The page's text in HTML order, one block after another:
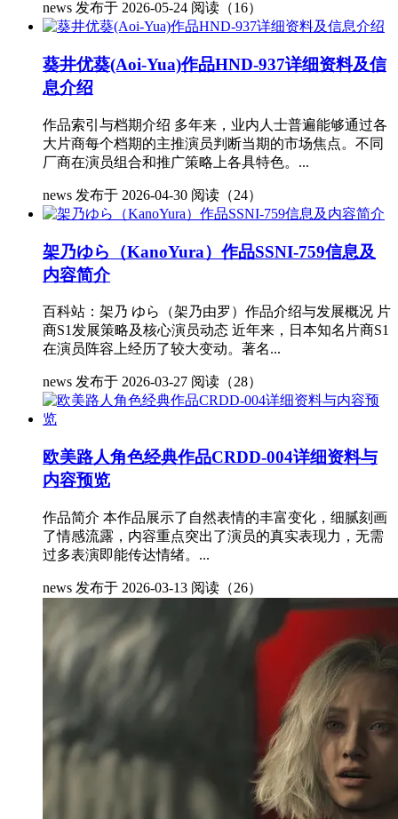
news 发布于 2026-05-24 阅读（16）
葵井优葵(Aoi-Yua)作品HND-937详细资料及信
息介绍
作品索引与档期介绍 多年来，业内人士普遍能够通过各
大片商每个档期的主推演员判断当期的市场焦点。不同
厂商在演员组合和推广策略上各具特色。...
news 发布于 2026-04-30 阅读（24）
架乃ゆら（KanoYura）作品SSNI-759信息及
内容简介
百科站：架乃 ゆら（架乃由罗）作品介绍与发展概况 片
商S1发展策略及核心演员动态 近年来，日本知名片商S1
在演员阵容上经历了较大变动。著名...
news 发布于 2026-03-27 阅读（28）
欧美路人角色经典作品CRDD-004详细资料与
内容预览
作品简介 本作品展示了自然表情的丰富变化，细腻刻画
了情感流露，内容重点突出了演员的真实表现力，无需
过多表演即能传达情绪。...
news 发布于 2026-03-13 阅读（26）